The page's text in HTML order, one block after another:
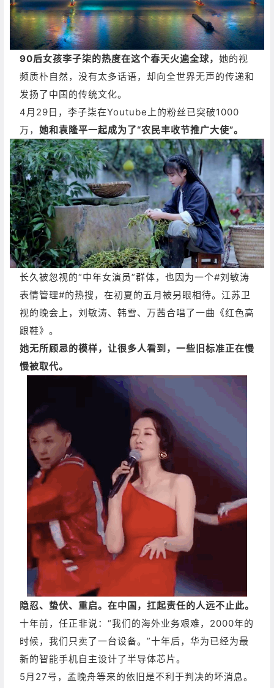
90后女孩李子柒的热度在这个春天火遍全球， 她的视
频质朴自然，没有太多话语，却向全世界无声的传递和
发扬了中国的传统文化。
4月29日，李子柒在Youtube上的粉丝已突破1000
万， 她和袁隆平一起成为了“农民丰收节推广大使”。
长久被忽视的“中年女演员”群体，也因为一个#刘敏涛
表情管理#的热搜，在初夏的五月被另眼相待。 江苏卫
视的晚会上，刘敏涛、韩雪、万茜合唱了一曲《红色高
跟鞋》。
她无所顾忌的模样，让很多人看到，一些旧标准正在慢
慢被取代。
隐忍、蛰伏、重启。在中国，扛起责任的人远不止此。
十年前，任正非说：“我们的海外业务艰难，2000年的
时候，我们只卖了一台设备。”十年后，华为已经为最
新的智能手机自主设计了半导体芯片。
5月27号，孟晚舟等来的依旧是不利于判决的坏消息。